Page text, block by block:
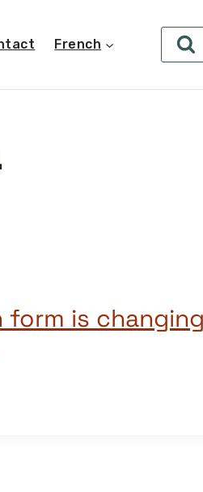
French
form is changing